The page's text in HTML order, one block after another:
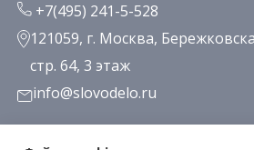
+7(495) 241-5-528
121059, г. Москва,
стр. 64, 3 этаж
info@slovodelo.ru